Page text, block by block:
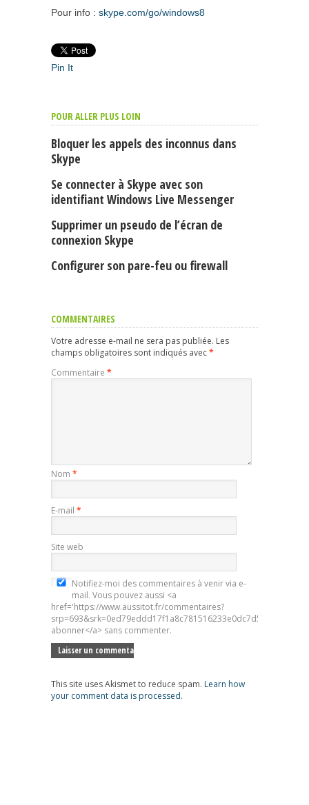
Pour info : skype.com/go/windows8
Pin It
POUR ALLER PLUS LOIN
Bloquer les appels des inconnus dans
Skype
Se connecter à Skype avec son
identifiant Windows Live Messenger
Supprimer un pseudo de l’écran de
connexion Skype
Configurer son pare-feu ou firewall
COMMENTAIRES
Votre adresse e-mail ne sera pas publiée. Les
champs obligatoires sont indiqués avec*
Commentaire *
Nom *
E-mail *
Site web
Notifiez-moi des commentaires à venir via e-
mail. Vous pouvez aussi <a
href='https://www.aussitot.fr/commentaires?
abonner</a> sans commenter.
This site uses Akismet to reduce spam. Learn how
your comment data is processed.